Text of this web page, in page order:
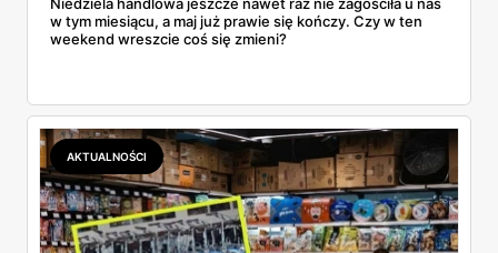
w tym miesiącu, a maj już prawie się kończy. Czy w ten
weekend wreszcie coś się zmieni?
AKTUALNOŚCI